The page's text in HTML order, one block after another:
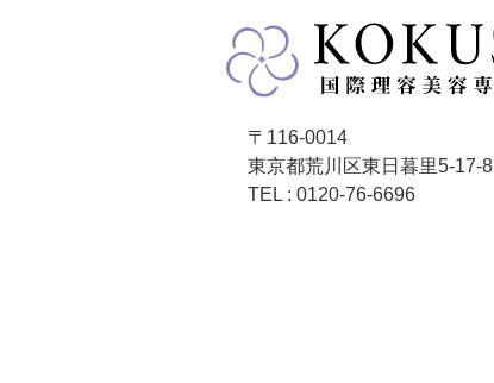
〒116-0014
東京都荒川区東日暮里5-17-8
TEL : 0120-76-6696